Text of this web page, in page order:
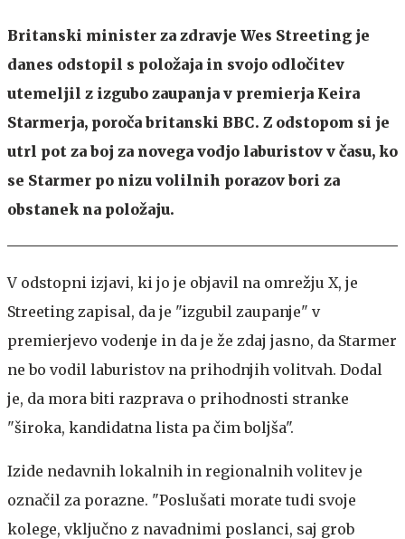
Britanski minister za zdravje Wes Streeting je
danes odstopil s položaja in svojo odločitev
utemeljil z izgubo zaupanja v premierja Keira
Starmerja, poroča britanski BBC. Z odstopom si je
utrl pot za boj za novega vodjo laburistov v času, ko
se Starmer po nizu volilnih porazov bori za
obstanek na položaju.
V odstopni izjavi, ki jo je objavil na omrežju X, je
Streeting zapisal, da je "izgubil zaupanje" v
premierjevo vodenje in da je že zdaj jasno, da Starmer
ne bo vodil laburistov na prihodnjih volitvah. Dodal
je, da mora biti razprava o prihodnosti stranke
"široka, kandidatna lista pa čim boljša".
Izide nedavnih lokalnih in regionalnih volitev je
označil za porazne. "Poslušati morate tudi svoje
kolege, vključno z navadnimi poslanci, saj grob